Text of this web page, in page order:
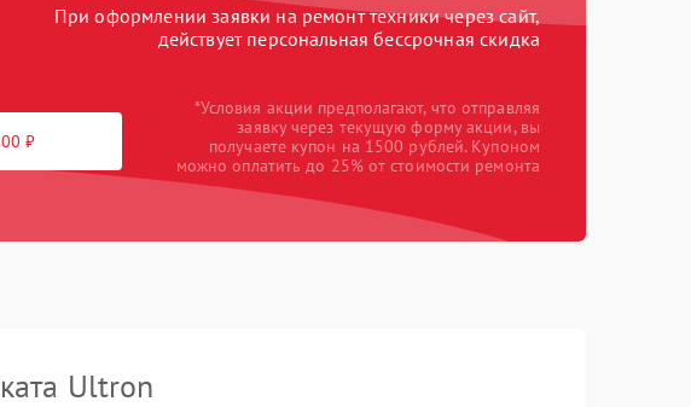
При оформлении заявки на ремонт техники через сайт,
действует персональная бессрочная скидка
₽
*Условия акции предполагают, что отправляя
заявку через текущую форму акции, вы
получаете купон на 1500 рублей. Купоном
можно оплатить до 25% от стоимости ремонта
Ultron